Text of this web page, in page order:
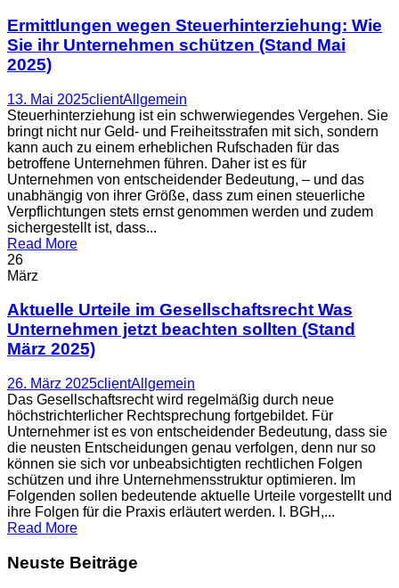
Ermittlungen wegen Steuerhinterziehung: Wie
Sie ihr Unternehmen schützen (Stand Mai
2025)
13. Mai 2025clientAllgemein
Steuerhinterziehung ist ein schwerwiegendes Vergehen. Sie
bringt nicht nur Geld- und Freiheitsstrafen mit sich, sondern
kann auch zu einem erheblichen Rufschaden für das
betroffene Unternehmen führen. Daher ist es für
Unternehmen von entscheidender Bedeutung, – und das
unabhängig von ihrer Größe, dass zum einen steuerliche
Verpflichtungen stets ernst genommen werden und zudem
sichergestellt ist, dass...
Read More
26
März
Aktuelle Urteile im Gesellschaftsrecht Was
Unternehmen jetzt beachten sollten (Stand
März 2025)
26. März 2025clientAllgemein
Das Gesellschaftsrecht wird regelmäßig durch neue
höchstrichterlicher Rechtsprechung fortgebildet. Für
Unternehmer ist es von entscheidender Bedeutung, dass sie
die neusten Entscheidungen genau verfolgen, denn nur so
können sie sich vor unbeabsichtigten rechtlichen Folgen
schützen und ihre Unternehmensstruktur optimieren. Im
Folgenden sollen bedeutende aktuelle Urteile vorgestellt und
ihre Folgen für die Praxis erläutert werden. I. BGH,...
Read More
Neuste Beiträge